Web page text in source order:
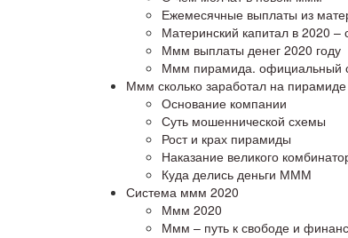
Ежемесячные выплаты из
Материнский капитал в 2020
Ммм выплаты денег 2020 году
Ммм пирамида. официальный
Ммм сколько заработал на
Основание компании
Суть мошеннической схемы
Рост и крах пирамиды
Наказание великого
Куда делись деньги МММ
Система ммм 2020
Ммм 2020
Ммм – путь к свободе и